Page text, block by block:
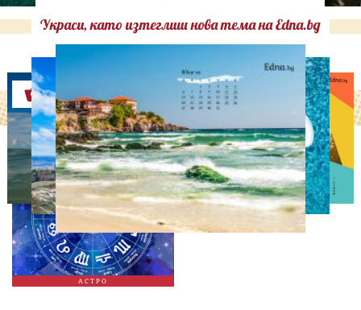
Украси, като изтеглиш нова тема на Edna.bg
Оферти
АСТРО
АСТРОЛОГИЯ
Дневен хороскоп за 6
август, четвъртък